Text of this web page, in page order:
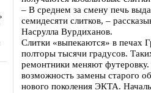
– В среднем за смену печь
семидесяти слитков, –
Насрулла Вурдиханов.
Слитки «выпекаются» в печах
полторы тысячи градусов.
ремонтники меняют футеровку.
возможность замены старого
нового поколения ЭКТА.